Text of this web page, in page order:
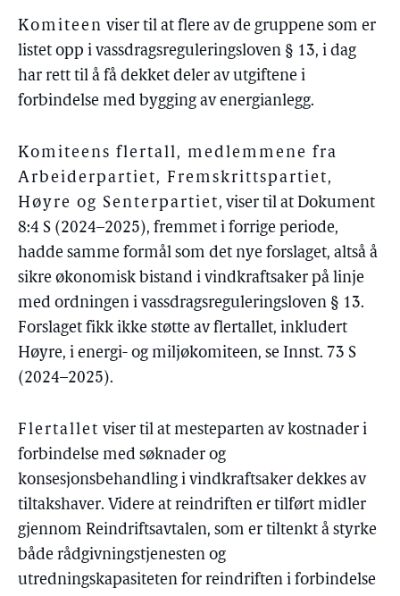
Komiteen viser til at flere av de gruppene som er
listet opp i vassdragsreguleringsloven § 13, i dag
har rett til å få dekket deler av utgiftene i
forbindelse med bygging av energianlegg.
Komiteens flertall, medlemmene fra
Arbeiderpartiet, Fremskrittspartiet,
Høyre og Senterpartiet, viser til at Dokument
8:4 S (2024–2025), fremmet i forrige periode,
hadde samme formål som det nye forslaget, altså å
sikre økonomisk bistand i vindkraftsaker på linje
med ordningen i vassdragsreguleringsloven § 13.
Forslaget fikk ikke støtte av flertallet, inkludert
Høyre, i energi- og miljøkomiteen, se Innst. 73 S
(2024–2025).
Flertallet viser til at mesteparten av kostnader i
forbindelse med søknader og
konsesjonsbehandling i vindkraftsaker dekkes av
tiltakshaver. Videre at reindriften er tilført midler
gjennom Reindriftsavtalen, som er tiltenkt å styrke
både rådgivningstjenesten og
utredningskapasiteten for reindriften i forbindelse